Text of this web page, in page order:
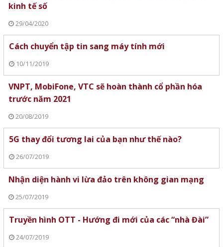
kinh tế số
29/04/2020
Cách chuyển tập tin sang máy tính mới
10/11/2019
VNPT, MobiFone, VTC sẽ hoàn thành cổ phần hóa
trước năm 2021
20/08/2019
5G thay đổi tương lai của bạn như thế nào?
26/07/2019
Nhận diện hành vi lừa đảo trên không gian mạng
25/07/2019
Truyền hình OTT - Hướng đi mới của các “nhà Đài”
24/07/2019